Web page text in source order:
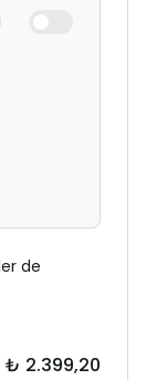
de
₺ 2.399,20